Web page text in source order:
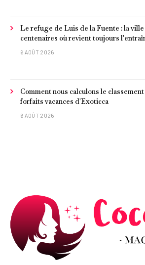
Le refuge de Luis de la Fuente : la ville
centenaires où revient toujours
6 AOÛT 2026
Comment nous calculons le
forfaits vacances d'Exoticca
6 AOÛT 2026